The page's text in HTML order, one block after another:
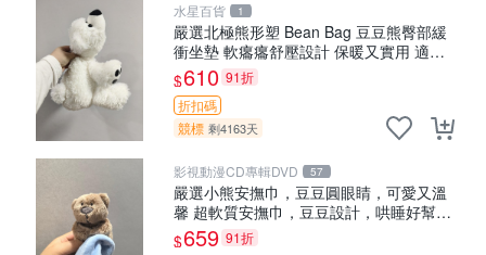
水星百貨 1
嚴選北極熊形塑 Bean Bag 豆豆熊臀部緩
衝坐墊 軟癟癟舒壓設計 保暖又實用 適合
久坐放松 推薦居家使用 RUSS系列 豆豆熊
屁屁坐墊 3D顆粒結構
$610 91折
折扣碼
競標 剩4163天
影視動漫CD專輯DVD 57
嚴選小熊安撫巾，豆豆圓眼睛，可愛又溫
馨 超軟質安撫巾，豆豆設計，哄睡好幫手
約克豆豆眼安撫巾 數碼豆豆眼
$659 91折